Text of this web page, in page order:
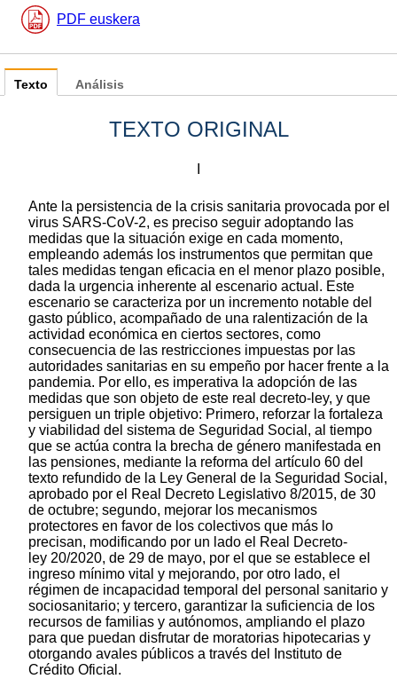
PDF euskera
Texto
TEXTO ORIGINAL
Ante la persistencia de la crisis sanitaria provocada por el
virus SARS-CoV-2, es preciso seguir adoptando las
medidas que la situación exige en cada momento,
empleando además los instrumentos que permitan que
tales medidas tengan eficacia en el menor plazo posible,
dada la urgencia inherente al escenario actual. Este
escenario se caracteriza por un incremento notable del
gasto público, acompañado de una ralentización de la
actividad económica en ciertos sectores, como
consecuencia de las restricciones impuestas por las
autoridades sanitarias en su empeño por hacer frente a la
pandemia. Por ello, es imperativa la adopción de las
medidas que son objeto de este real decreto-ley, y que
persiguen un triple objetivo: Primero, reforzar la fortaleza
y viabilidad del sistema de Seguridad Social, al tiempo
que se actúa contra la brecha de género manifestada en
las pensiones, mediante la reforma del artículo 60 del
texto refundido de la Ley General de la Seguridad Social,
aprobado por el Real Decreto Legislativo 8/2015, de 30
de octubre; segundo, mejorar los mecanismos
protectores en favor de los colectivos que más lo
precisan, modificando por un lado el Real Decreto-
ley 20/2020, de 29 de mayo, por el que se establece el
ingreso mínimo vital y mejorando, por otro lado, el
régimen de incapacidad temporal del personal sanitario y
sociosanitario; y tercero, garantizar la suficiencia de los
recursos de familias y autónomos, ampliando el plazo
para que puedan disfrutar de moratorias hipotecarias y
otorgando avales públicos a través del Instituto de
Crédito Oficial.
Análisis